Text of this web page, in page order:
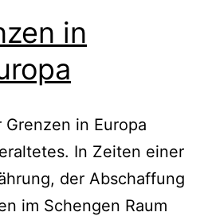
in
in Europa
In Zeiten einer
der Abschaffung
im Schengen Raum